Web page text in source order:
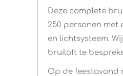
Deze complete
250 personen met
en lichtsysteem.
bruiloft te
Op de feestavond